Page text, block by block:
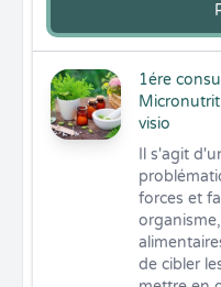
1ére
visio
Il s'agit
forces et
de cibler